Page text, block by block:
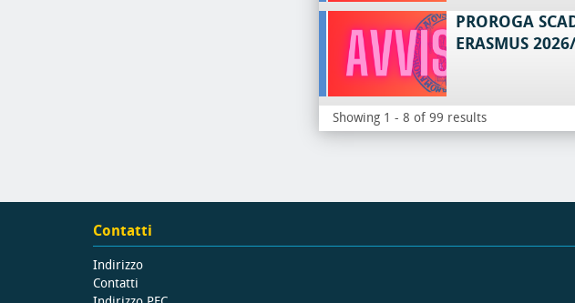
PROROGA
ERASMUS
Showing 1 - 8 of 99 results
Contatti
Indirizzo
Contatti